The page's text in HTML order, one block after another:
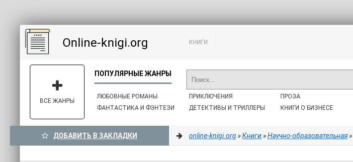
Online-knigi.org КНИГИ
ЛЮБОВНЫЕ РОМАНЫ
ФАНТАСТИКА И ФЭНТЕЗИ
ПРИКЛЮЧЕНИЯ
ДЕТЕКТИВЫ И ТРИЛЛЕРЫ
ПРОЗА
КНИГИ О БИЗНЕСЕ
ВСЕ ЖАНРЫ
ДОБАВИТЬ В ЗАКЛАДКИ online-knigi.org»Книги»Научно-образовательная»